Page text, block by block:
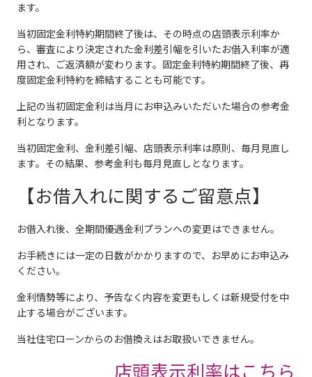
ます。
当初固定金利特約期間終了後は、その時点の店頭表示利率か
ら、審査により決定された金利差引幅を引いたお借入利率が適
用され、ご返済額が変わります。固定金利特約期間終了後、再
度固定金利特約を締結することも可能です。
上記の当初固定金利は当月にお申込みいただいた場合の参考金
利となります。
当初固定金利、金利差引幅、店頭表示利率は原則、毎月見直し
ます。その結果、参考金利も毎月見直しとなります。
【お借入れに関するご留意点】
お借入れ後、全期間優遇金利プランヘの変更はできません。
お手続きには一定の日数がかかりますので、お早めにお申込み
ください。
金利情勢等により、予告なく内容を変更もしくは新規受付を中
止する場合がございます。
当社住宅ローンからのお借換えはお取扱いできません。
店頭表示利率はこちら